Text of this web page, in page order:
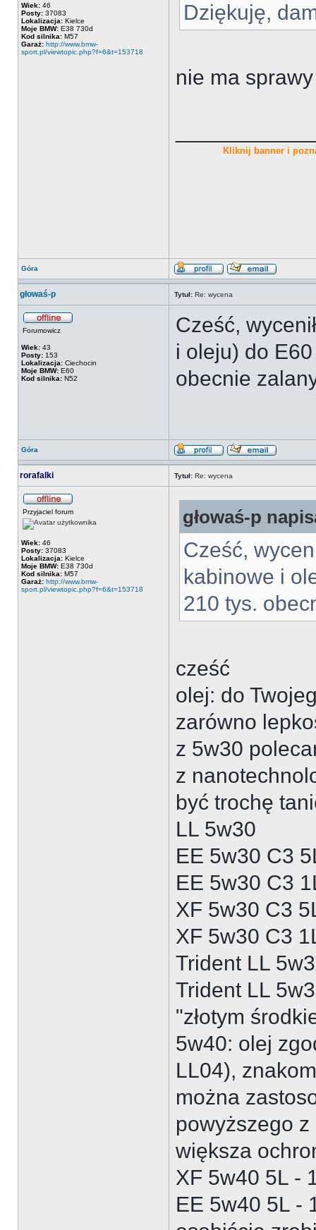
Wiek: 46
Posty: 37083
Lokalizacja: Kielce
Moje BMW: E38 730d
Kod silnika: M57
Garaż: http://www.bmw-
sport.pl/viewtopic.php?f=6&t=153718
Dziękuję,
nie ma
Kliknij banner i
Góra
głowaś-p Tytuł: Re: wycena
Forumowicz
Wiek: 43
Posty: 153
Lokalizacja: Ciechocin
Moje BMW: E60
Kod silnika: N52
Cześć,
i oleju) do
obecnie
Góra
rorafalki Tytuł: Re: wycena
Przyjaciel forum
Wiek: 46
Posty: 37083
Lokalizacja: Kielce
Moje BMW: E38 730d
Kod silnika: M57
Garaż: http://www.bmw-
sport.pl/viewtopic.php?f=6&t=153718
głowaś-p
Cześć,
kabinowe i
210 tys.
cześć
olej: do
zarówno
z 5w30
z
być trochę
LL 5w30
EE 5w30 C3
EE 5w30 C3
XF 5w30 C3
XF 5w30 C3
Trident LL
Trident LL
"złotym
5w40: olej
LL04),
można
powyższego
większa
XF 5w40 5L -
EE 5w40 5L -